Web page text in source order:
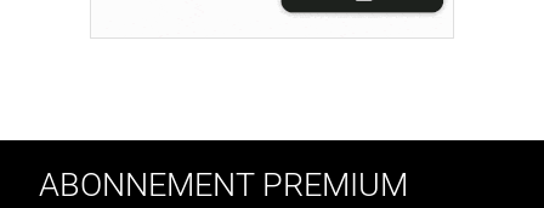
ABONNEMENT PREMIUM